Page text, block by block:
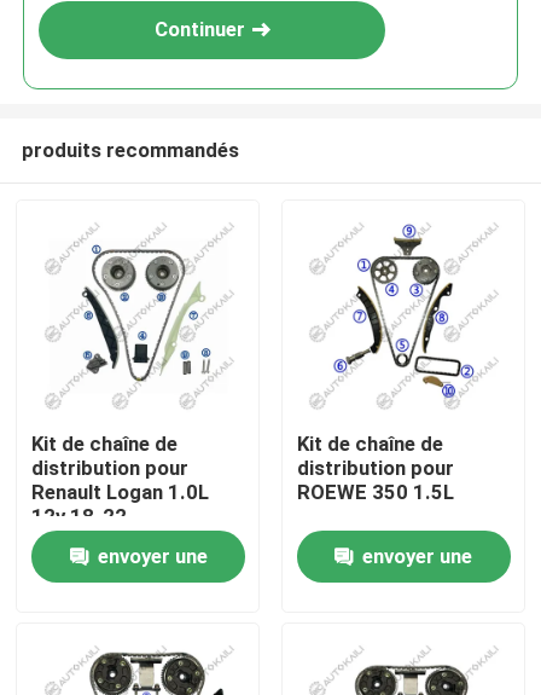
À la maison
Produits
À propos de nous
Continuer
produits recommandés
Kit de chaîne de
distribution pour
Renault Logan 1.0L
12v 18-22
envoyer une
Kit de chaîne de
distribution pour
ROEWE 350 1.5L
envoyer une